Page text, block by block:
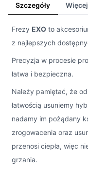
Szczegóły
Frezy EXO to
z najlepszych
Precyzja w procesie
łatwa i bezpieczna.
Należy pamiętać, że
łatwością usuniemy
nadamy im pożądany
zrogowacenia oraz
przenosi ciepła, więc
grzania.